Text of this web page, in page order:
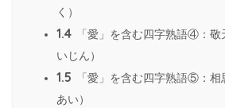
く）
1.4
「愛」を含む四字熟語④：敬
いじん）
1.5
「愛」を含む四字熟語⑤：相
あい）